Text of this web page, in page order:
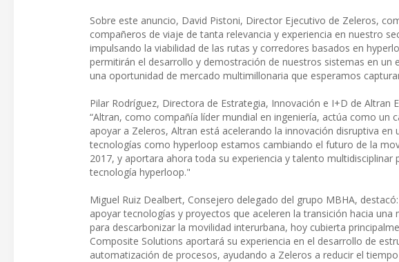
Sobre este anuncio, David Pistoni, Director Ejecutivo de Zeleros,
compañeros de viaje de tanta relevancia y experiencia en nuestro
impulsando la viabilidad de las rutas y corredores basados en
permitirán el desarrollo y demostración de nuestros sistemas en
una oportunidad de mercado multimillonaria que esperamos
Pilar Rodríguez, Directora de Estrategia, Innovación e I+D de Altran
“Altran, como compañía líder mundial en ingeniería, actúa como
apoyar a Zeleros, Altran está acelerando la innovación disruptiva
tecnologías como hyperloop estamos cambiando el futuro de la
2017, y aportara ahora toda su experiencia y talento
tecnología hyperloop."
Miguel Ruiz Dealbert, Consejero delegado del grupo MBHA,
apoyar tecnologías y proyectos que aceleren la transición hacia
para descarbonizar la movilidad interurbana, hoy cubierta
Composite Solutions aportará su experiencia en el desarrollo de
automatización de procesos, ayudando a Zeleros a reducir el